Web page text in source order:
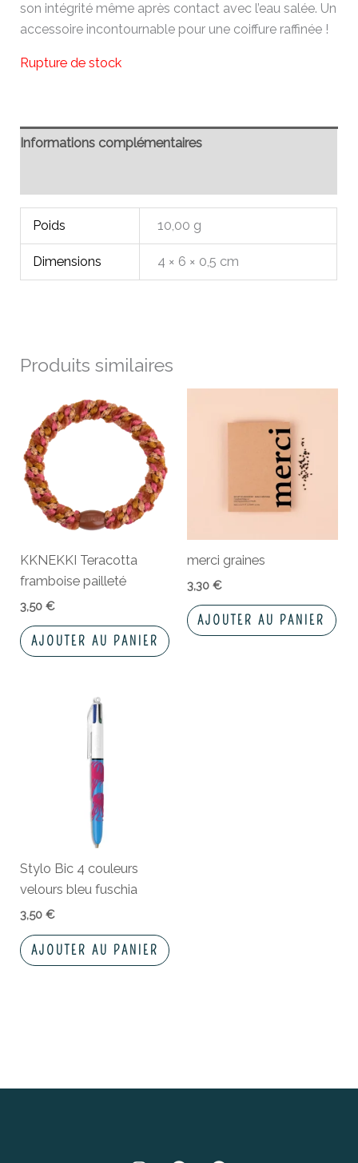
son intégrité même après contact avec l’eau salée. Un
accessoire incontournable pour une coiffure raffinée !
Rupture de stock
Informations complémentaires
Poids 10,00 g
Dimensions 4 × 6 × 0,5 cm
Produits similaires
KKNEKKI Teracotta
framboise pailleté
3,50€
AJOUTER AU PANIER
merci graines
3,30 €
AJOUTER AU PANIER
Stylo Bic 4 couleurs
velours bleu fuschia
3,50€
AJOUTER AU PANIER